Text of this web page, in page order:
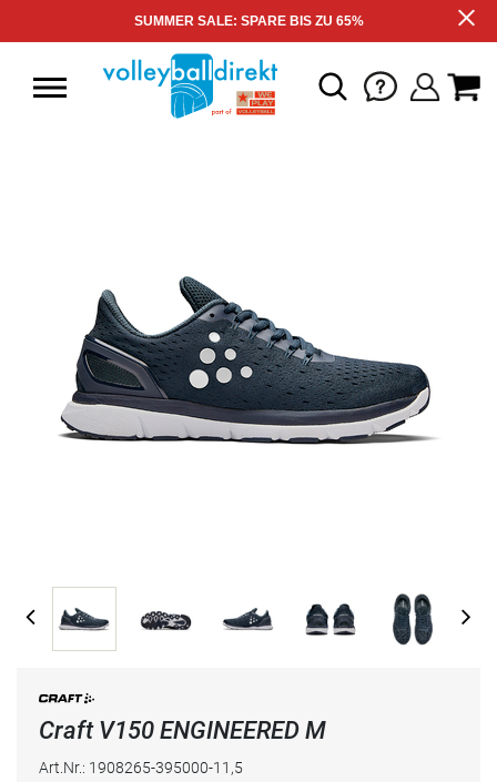
SUMMER SALE: SPARE BIS ZU 65%
Craft V150 ENGINEERED M
Art.Nr.: 1908265-395000-11,5